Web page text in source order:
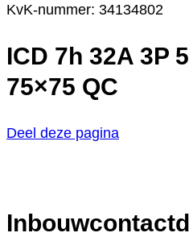
KvK-nummer: 34134802
ICD 7h 32A 3P
75×75 QC
Deel deze pagina